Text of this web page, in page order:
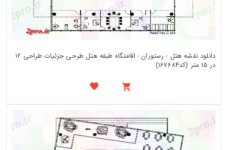
دانلود نقشه هتل - رستوران - اقامتگاه طبقه هتل طرحی جزئیات طراحی 12
در 15 متر (کد167684)